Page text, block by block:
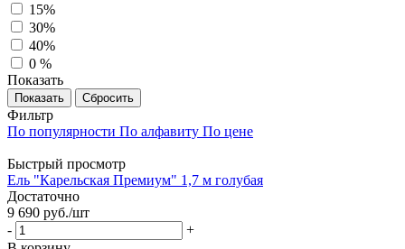
15%
30%
40%
0 %
Показать
Сбросить
Фильтр
По популярности По алфавиту По цене
Быстрый просмотр
Ель "Карельская Премиум" 1,7 м голубая
Достаточно
9 690 руб./шт
-
+